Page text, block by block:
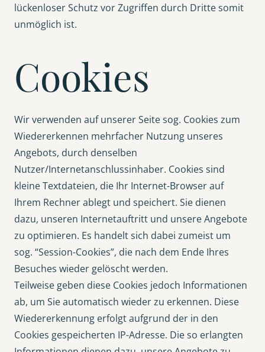
lückenloser Schutz vor Zugriffen durch Dritte somit
unmöglich ist.
Cookies
Wir verwenden auf unserer Seite sog. Cookies zum
Wiedererkennen mehrfacher Nutzung unseres
Angebots, durch denselben
Nutzer/Internetanschlussinhaber. Cookies sind
kleine Textdateien, die Ihr Internet-Browser auf
Ihrem Rechner ablegt und speichert. Sie dienen
dazu, unseren Internetauftritt und unsere Angebote
zu optimieren. Es handelt sich dabei zumeist um
sog. “Session-Cookies”, die nach dem Ende Ihres
Besuches wieder gelöscht werden.
Teilweise geben diese Cookies jedoch Informationen
ab, um Sie automatisch wieder zu erkennen. Diese
Wiedererkennung erfolgt aufgrund der in den
Cookies gespeicherten IP-Adresse. Die so erlangten